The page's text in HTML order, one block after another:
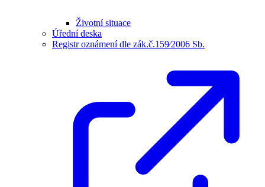
Životní situace
Úřední deska
Registr oznámení dle zák.č.159⁄2006 Sb.